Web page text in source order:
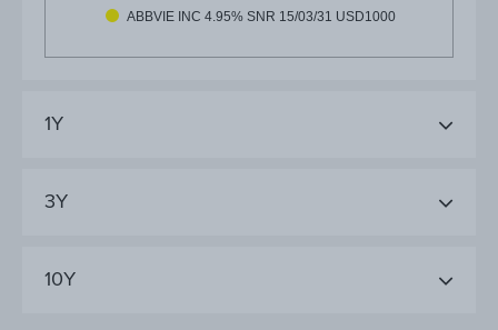
ABBVIE INC 4.95% SNR 15/03/31 USD1000
1Y
3Y
10Y